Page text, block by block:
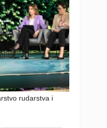
rudarstva i